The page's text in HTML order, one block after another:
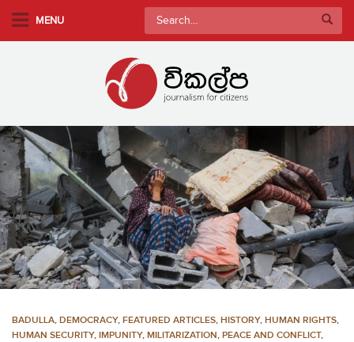
m
a
i
n
c
o
n
t
e
MENU
Search
for:
BADULLA, DEMOCRACY, FEATURED ARTICLES, HISTORY, HUMAN RIGHTS,
HUMAN SECURITY, IMPUNITY, MILITARIZATION, PEACE AND CONFLICT,